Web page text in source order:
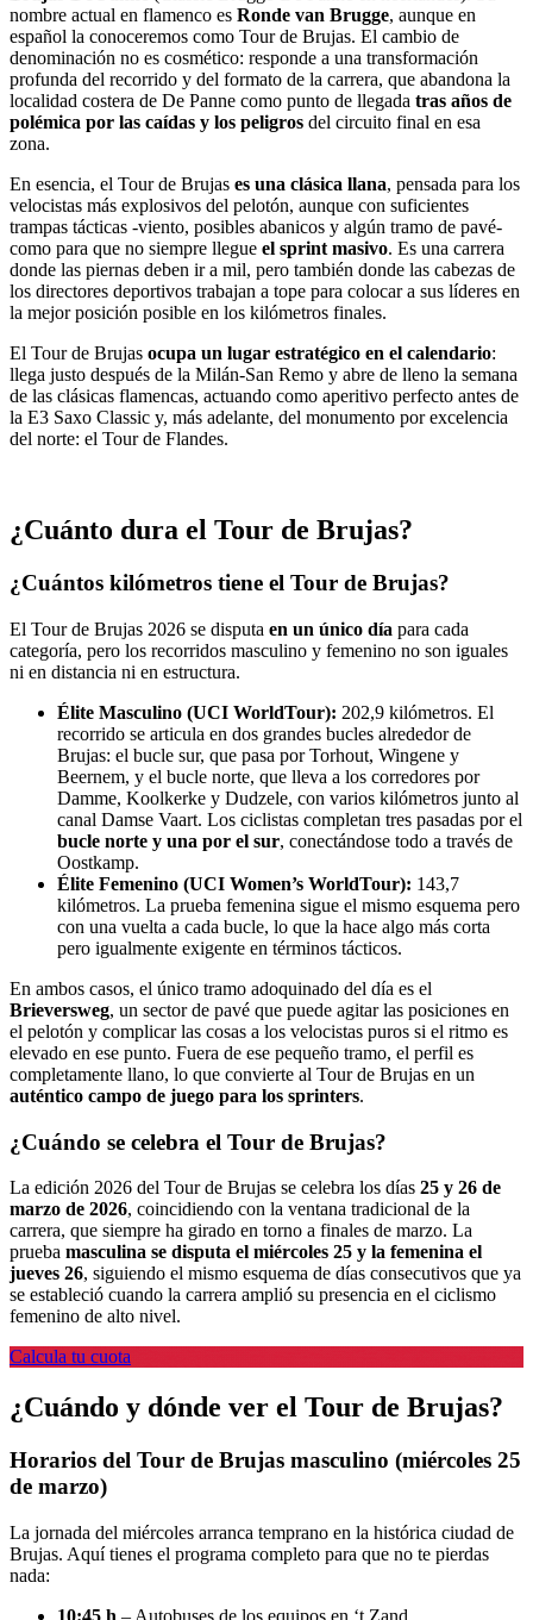
nombre actual en flamenco es Ronde van Brugge, aunque en
español la conoceremos como Tour de Brujas. El cambio de
denominación no es cosmético: responde a una transformación
profunda del recorrido y del formato de la carrera, que abandona la
localidad costera de De Panne como punto de llegada tras años de
polémica por las caídas y los peligros del circuito final en esa
zona.
En esencia, el Tour de Brujas es una clásica llana, pensada para los
velocistas más explosivos del pelotón, aunque con suficientes
trampas tácticas -viento, posibles abanicos y algún tramo de pavé-
como para que no siempre llegue el sprint masivo. Es una carrera
donde las piernas deben ir a mil, pero también donde las cabezas de
los directores deportivos trabajan a tope para colocar a sus líderes en
la mejor posición posible en los kilómetros finales.
El Tour de Brujas ocupa un lugar estratégico en el calendario:
llega justo después de la Milán-San Remo y abre de lleno la semana
de las clásicas flamencas, actuando como aperitivo perfecto antes de
la E3 Saxo Classic y, más adelante, del monumento por excelencia
del norte: el Tour de Flandes.
¿Cuánto dura el Tour de Brujas?
¿Cuántos kilómetros tiene el Tour de Brujas?
El Tour de Brujas 2026 se disputa en un único día para cada
categoría, pero los recorridos masculino y femenino no son iguales
ni en distancia ni en estructura.
Élite Masculino (UCI WorldTour): 202,9 kilómetros. El
recorrido se articula en dos grandes bucles alrededor de
Brujas: el bucle sur, que pasa por Torhout, Wingene y
Beernem, y el bucle norte, que lleva a los corredores por
Damme, Koolkerke y Dudzele, con varios kilómetros junto al
canal Damse Vaart. Los ciclistas completan tres pasadas por el
bucle norte y una por el sur, conectándose todo a través de
Oostkamp.
Élite Femenino (UCI Women’s WorldTour): 143,7
kilómetros. La prueba femenina sigue el mismo esquema pero
con una vuelta a cada bucle, lo que la hace algo más corta
pero igualmente exigente en términos tácticos.
En ambos casos, el único tramo adoquinado del día es el
Brieversweg, un sector de pavé que puede agitar las posiciones en
el pelotón y complicar las cosas a los velocistas puros si el ritmo es
elevado en ese punto. Fuera de ese pequeño tramo, el perfil es
completamente llano, lo que convierte al Tour de Brujas en un
auténtico campo de juego para los sprinters.
¿Cuándo se celebra el Tour de Brujas?
La edición 2026 del Tour de Brujas se celebra los días 25 y 26 de
marzo de 2026, coincidiendo con la ventana tradicional de la
carrera, que siempre ha girado en torno a finales de marzo. La
prueba masculina se disputa el miércoles 25 y la femenina el
jueves 26, siguiendo el mismo esquema de días consecutivos que ya
se estableció cuando la carrera amplió su presencia en el ciclismo
femenino de alto nivel.
Calcula tu cuota
¿Cuándo y dónde ver el Tour de Brujas?
Horarios del Tour de Brujas masculino (miércoles 25
de marzo)
La jornada del miércoles arranca temprano en la histórica ciudad de
Brujas. Aquí tienes el programa completo para que no te pierdas
nada:
10:45 h – Autobuses de los equipos en ‘t Zand